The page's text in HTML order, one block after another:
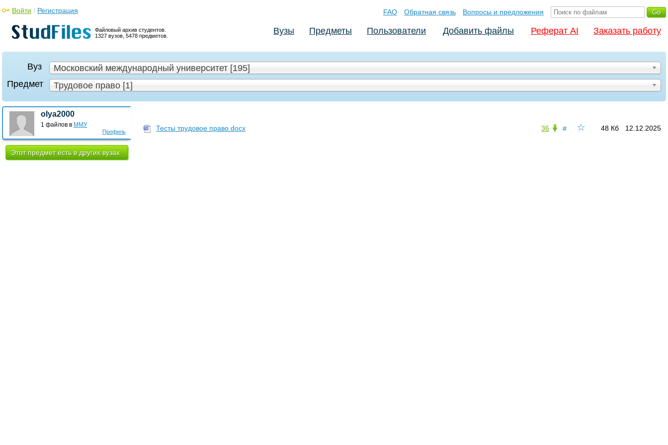
Файловый архив студентов.
1327 вузов, 5478 предметов.
Войти / Регистрация FAQ Обратная связь Вопросы и предложения
Вузы Предметы Пользователи Добавить файлы Реферат AI Заказать работу
Вуз
Московский международный университет [195]
Предмет
Трудовое право [1]
Профиль
olya2000
1 файлов в ММУ
Этот предмет есть в других вузах
☆
# 12.12.2025
48 Кб
36
Тесты трудовое право.docx